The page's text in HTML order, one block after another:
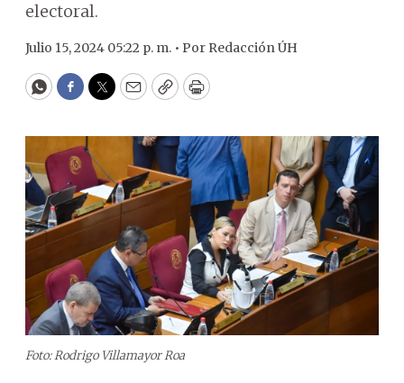
electoral.
Julio 15, 2024 05:22 p. m. • Por Redacción ÚH
WhatsApp
Facebook
Twitter
EmailCopyPrint
Foto: Rodrigo Villamayor Roa